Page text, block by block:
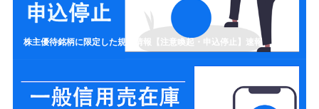
株主優待銘柄に限定した規制情報【注意喚起・申込停止】速報